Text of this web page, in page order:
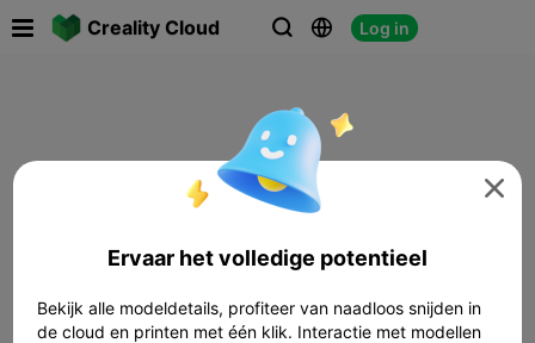
Creality Cloud   Log in

Ervaar het volledige potentieel
Bekijk alle modeldetails, profiteer van naadloos snijden in
de cloud en printen met één klik. Interactie met modellen